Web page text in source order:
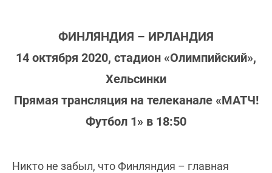
ФИНЛЯНДИЯ – ИРЛАНДИЯ
14 октября 2020, стадион «Олимпийский»,
Хельсинки
Прямая трансляция на телеканале «МАТЧ!
Футбол 1» в 18:50
Никто не забыл, что Финляндия – главная